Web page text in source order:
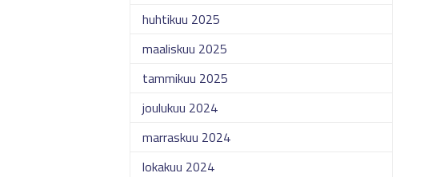
huhtikuu 2025
maaliskuu 2025
tammikuu 2025
joulukuu 2024
marraskuu 2024
lokakuu 2024